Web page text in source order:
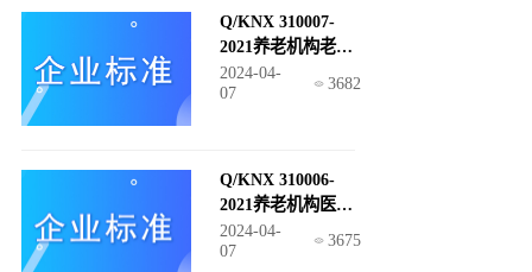
Q/KNX 310007-
2021养老机构老年
人文化娱乐服务规
范
2024-04-
07
3682
Q/KNX 310006-
2021养老机构医疗
护理服务规范
2024-04-
07
3675